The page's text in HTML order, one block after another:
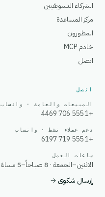
الشركاء التسويقيين
مركز المساعدة
المطورون
خادم MCP
اتصل
اتصل
المبيعات والعامة · واتساب
+1 555 706 4469
دعم عملاء نشط · واتساب
+1 555 719 6197
ساعات العمل
الاثنين–الجمعة · 8 صباحاً–5 مساءً بتوقيت غرينتش+1
إرسال شكوى→